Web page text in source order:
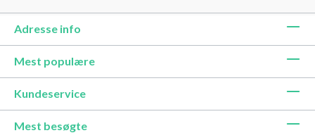
Adresse info
Mest populære
Kundeservice
Mest besøgte